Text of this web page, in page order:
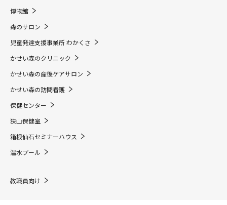
博物館
森のサロン
児童発達支援事業所 わかくさ
かせい森のクリニック
かせい森の産後ケアサロン
かせい森の訪問看護
保健センター
狭山保健室
箱根仙石セミナーハウス
温水プール
教職員向け